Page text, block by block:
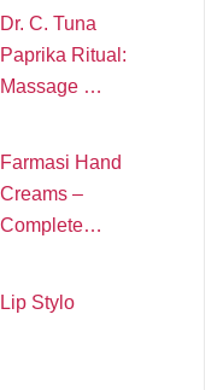
Dr. C. Tuna
Paprika Ritual:
Massage …
Farmasi Hand
Creams –
Complete…
Lip Stylo